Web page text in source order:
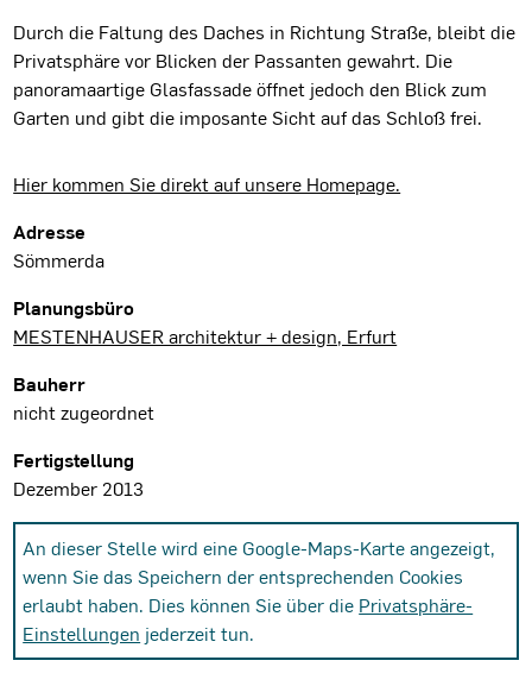
Durch die Faltung des Daches in Richtung Straße, bleibt die
Privatsphäre vor Blicken der Passanten gewahrt. Die
panoramaartige Glasfassade öffnet jedoch den Blick zum
Garten und gibt die imposante Sicht auf das Schloß frei.
Hier kommen Sie direkt auf unsere Homepage.
Projektdaten
Adresse
Sömmerda
Planungsbüro
MESTENHAUSER architektur + design, Erfurt
Bauherr
nicht zugeordnet
Fertigstellung
Dezember 2013
An dieser Stelle wird eine Google-Maps-Karte angezeigt,
wenn Sie das Speichern der entsprechenden Cookies
erlaubt haben. Dies können Sie über die Privatsphäre-
Einstellungen jederzeit tun.